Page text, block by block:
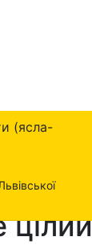
(ясла-